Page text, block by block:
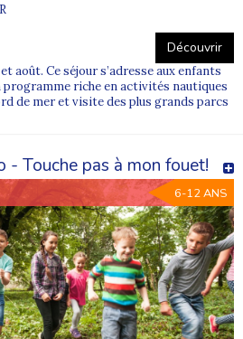
Découvrir
août. Ce séjour s’adresse aux enfants
riche en activités nautiques
de mer et visite des plus grands parcs
- Touche pas à mon fouet!
6-12 ANS